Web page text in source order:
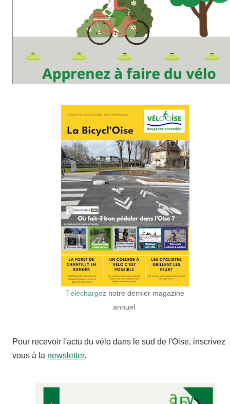
Téléchargez notre dernier magazine
annuel.
Pour recevoir l'actu du vélo dans le sud de l'Oise, inscrivez
vous à la newsletter.